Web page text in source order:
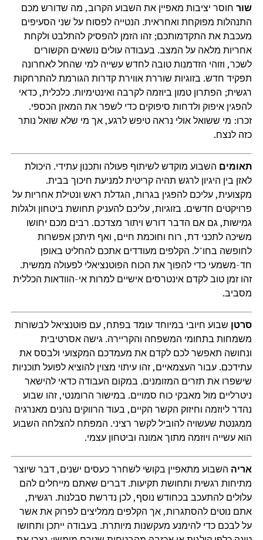
שורחוסר יציבות מאפיין את השבוע הקרוב, מה שדורש מכם
התנהלות מפוקחת ואחראית. הנטייה לפסוח על שני הסעיפים
מעכבת את התקדמותכם; זהו הזמן להפסיק להתלבט ולקחת
אחריות מלאה על המצב. בעבודה עולים נושאים הקשורים
לשכר, וזוהי הזדמנות טובה לחדש עשייה למי שהחל לאחרונה
תפקיד חדש. בזוגיות שוררת אווירת קדרות הגורמת להתרחקות
רגשית; הפתרון טמון ביוזמה לקרבה ואינטימיות. כלכלית, כדאי
להפגין איפוק ולדחות סיפוקים כדי לשפר את המאזן הכספי.
זכרו: מי ששואל אולי נראה טיפש לרגע, אך מי שלא שואל נותר
כזה לנצח.
תאומים השבוע מוקדש לשיתוף פעולה ותכנון עתידי. היכולת
לאזן בין היגיון לרגש תהיה קריטית למניעת חיכוך בבית.
מקצועית, עליכם להפגין בגרות, הגדלת ראש ונטילת אחריות על
פרויקטים חדשים. בזוגיות, עליכם להעניק תחושת ביטחון ולגלות
גמישות, גם אם הדבר דורש ויתור מצדכם. רבים מכם יחושו
משיכה לתכני דת, רוח וחוכמת חיים, ואף תיתכן אפשרות
לחופשה בחו"ל. הקלפים מעודדים אתכם להחליט באופן
חד-משמעי כדי להפוך את הכוח הפוטנציאלי לפעולה ממשית.
זהו זמן טוב לקדם אינטרסים אישיים למרות אי-הוודאות הכללית
מסביב.
סרטן שבוע חיובי במיוחד עומד בפתח, עם פוטנציאל לבשורות
משמחות בתחומי המשפחה והקריירה. גישה אסרטיבית
ונחושה תאפשר לכם לקדם את מעמדכם המקצועי ולבסס את
עתידכם. עבור העצמאיים, זהו עיתוי מצוין להוציא לפועל תוכניות
שישפרו את תזרים המזומנים. במקום העבודה כדאי להישאר
ניטרליים מול מאבקי כוח סמויים. במישור הרומנטי, זהו שבוע
נהדר ליוזמה וחיזוק הקשר הקיים, בעוד הרווקים נהנים מאנרגיה
ממגנטת שעשויה להוביל לקשר רציני. המפתח להצלחה השבוע
הוא עשייה ויוזמה מתוך אמונה וביטחון עצמי.
אריה השבוע מתאפיין בקושי לשחרר כעסים ישנים, דבר שיוצר
מתיחות רגשית ותחושת תקיעות. דברים שאתם מייחלים להם
עלולים להתעכב בכחודש נוסף, לכן נדרשת סבלנות. רגשית,
אתם נוטים להסתגרות, אך הקלפים ממליצים לפרוק את אשר
על לבכם כדי להימנע מעקשנות מיותרת. בעבודה ייתכן ותחושו